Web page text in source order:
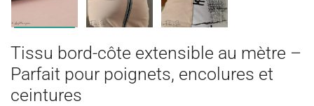
Tissu bord-côte extensible au mètre –
Parfait pour poignets, encolures et
ceintures